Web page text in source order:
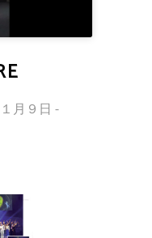
月９日 -